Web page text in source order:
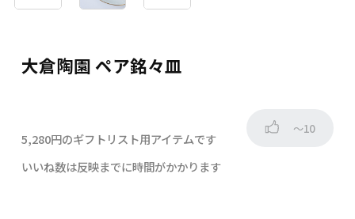
大倉陶園 ペア銘々皿
5,280円のギフトリスト用アイテムです
～10
いいね数は反映までに時間がかかります